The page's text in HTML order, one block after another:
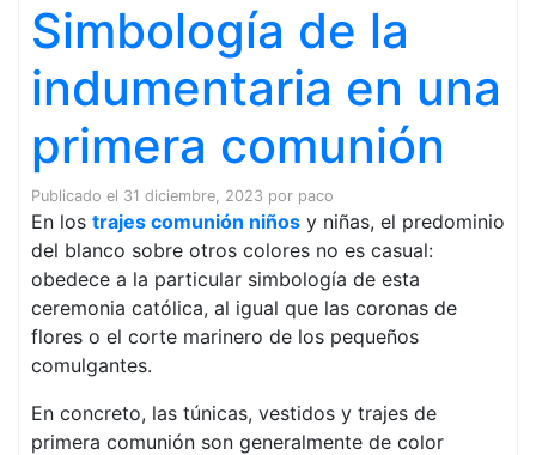
Simbología de la
indumentaria en una
primera comunión
Publicado el 31 diciembre, 2023 por paco
En los trajes comunión niños y niñas, el predominio
del blanco sobre otros colores no es casual:
obedece a la particular simbología de esta
ceremonia católica, al igual que las coronas de
flores o el corte marinero de los pequeños
comulgantes.
En concreto, las túnicas, vestidos y trajes de
primera comunión son generalmente de color